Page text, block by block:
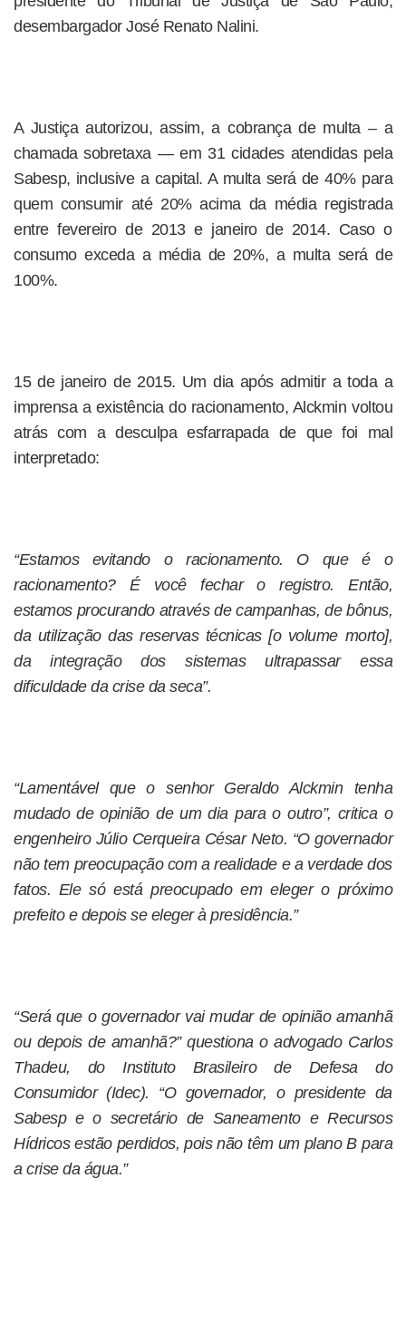
desembargador José Renato Nalini.
A Justiça autorizou, assim, a cobrança de multa – a
chamada sobretaxa — em 31 cidades atendidas pela
Sabesp, inclusive a capital. A multa será de 40% para
quem consumir até 20% acima da média registrada
entre fevereiro de 2013 e janeiro de 2014. Caso o
consumo exceda a média de 20%, a multa será de
100%.
15 de janeiro de 2015. Um dia após admitir a toda a
imprensa a existência do racionamento, Alckmin voltou
atrás com a desculpa esfarrapada de que foi mal
interpretado:
“Estamos evitando o racionamento. O que é o
racionamento? É você fechar o registro. Então,
estamos procurando através de campanhas, de bônus,
da utilização das reservas técnicas [o volume morto],
da integração dos sistemas ultrapassar essa
dificuldade da crise da seca”.
“Lamentável que o senhor Geraldo Alckmin tenha
mudado de opinião de um dia para o outro”, critica o
engenheiro Júlio Cerqueira César Neto. “O governador
não tem preocupação com a realidade e a verdade dos
fatos. Ele só está preocupado em eleger o próximo
prefeito e depois se eleger à presidência.”
“Será que o governador vai mudar de opinião amanhã
ou depois de amanhã?” questiona o advogado Carlos
Thadeu, do Instituto Brasileiro de Defesa do
Consumidor (Idec). “O governador, o presidente da
Sabesp e o secretário de Saneamento e Recursos
Hídricos estão perdidos, pois não têm um plano B para
a crise da água.”